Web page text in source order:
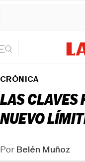
CRÓNICA
LAS CLAVES
NUEVO
PorBelén Muñoz